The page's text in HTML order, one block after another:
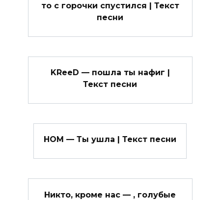
то с горочки спустился | Текст
песни
KReeD — пошла ты нафиг |
Текст песни
НОМ — Ты ушла | Текст песни
Никто, кроме нас — , голубые